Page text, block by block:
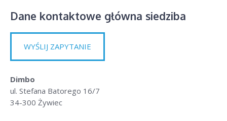
Dane kontaktowe główna siedziba
WYŚLIJ ZAPYTANIE
Dimbo
ul. Stefana Batorego 16/7
34-300 Żywiec